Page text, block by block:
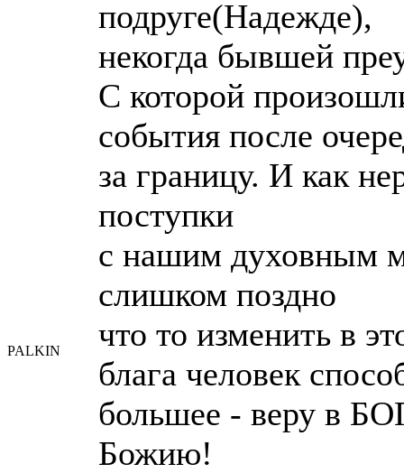
PALKIN
подруге(Надежде),
некогда бывшей
С которой
события после
за границу. И как
поступки
с нашим духовным
слишком поздно
что то изменить в
блага человек
большее - веру в
Божию!